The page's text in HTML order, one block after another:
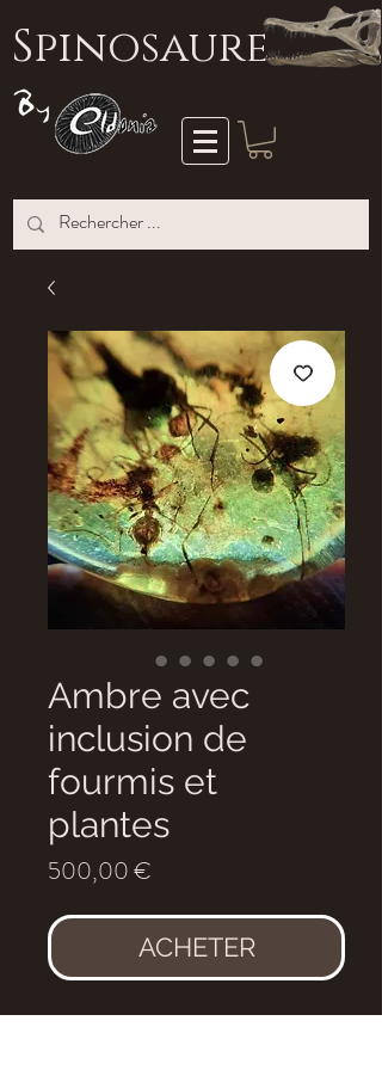
Spinosaure
Ambre avec
inclusion de
fourmis et
plantes
500,00 €
ACHETER
Petite ambre riche en fourmis et